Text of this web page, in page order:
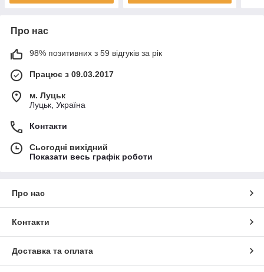
Про нас
98% позитивних з 59 відгуків за рік
Працює з 09.03.2017
м. Луцьк
Луцьк, Україна
Контакти
Сьогодні вихідний
Показати весь графік роботи
Про нас
Контакти
Доставка та оплата